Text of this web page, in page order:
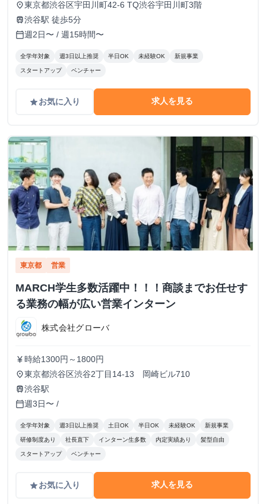
place東京都渋谷区宇田川町42-6 TQ渋谷宇田川町3階
train渋谷駅 徒歩5分
calendar_today週2日〜 / 週15時間〜
全学年対象 週3日以上推奨 半日OK 未経験OK 新規事業
スタートアップ ベンチャー
gradeお気に入り 求人を見る
東京都 営業
MARCH学生多数活躍中！！！商談までお任せす
る業務の幅が広い営業インターン
株式会社グローバ
currency_yen 時給1300円～1800円
place東京都渋谷区渋谷2丁目14-13 岡崎ビル710
train渋谷駅
calendar_today週3日〜 /
全学年対象 週3日以上推奨 土日OK 半日OK 未経験OK 新規事業
研修制度あり 社長直下 インターン生多数 内定実績あり 髪型自由
スタートアップ ベンチャー
gradeお気に入り 求人を見る